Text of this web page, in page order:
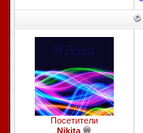
Посетители
Nikita